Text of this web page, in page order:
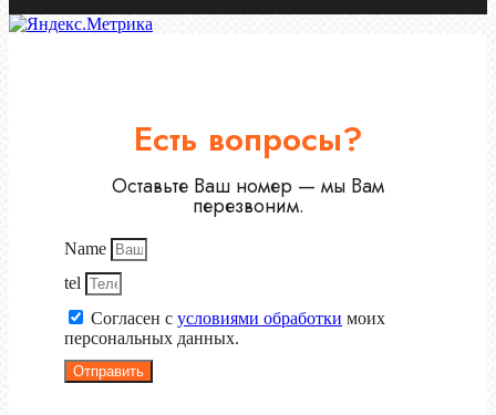
Есть вопросы?
Оставьте Ваш номер — мы Вам
перезвоним.
Name
tel
Согласен с условиями обработки моих
персональных данных.
Отправить